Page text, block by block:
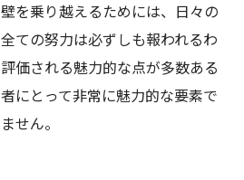
を乗り越えるためには、日々の
ての努力は必ずしも報われるわ
価される魅力的な点が多数ある
にとって非常に魅力的な要素で
せん。